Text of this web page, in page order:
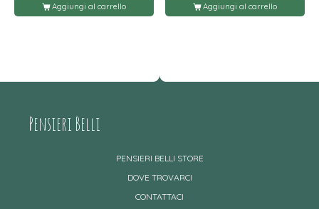
Aggiungi al carrello Aggiungi al carrello
Pensieri Belli
PENSIERI BELLI STORE
DOVE TROVARCI
CONTATTACI